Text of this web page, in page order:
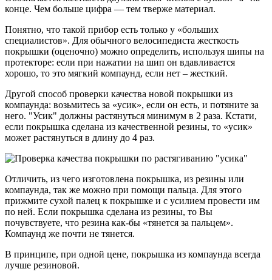
конце. Чем больше цифра — тем тверже материал.
Понятно, что такой прибор есть только у «больших
специалистов». Для обычного велосипедиста жесткость
покрышки (оценочно) можно определить, используя шипы на
протекторе: если при нажатии на шип он вдавливается
хорошо, то это мягкий компаунд, если нет – жесткий.
Другой способ проверки качества новой покрышки из
компаунда: возьмитесь за «усик», если он есть, и потяните за
него. "Усик" должны растянуться минимум в 2 раза. Кстати,
если покрышка сделана из качественной резины, то «усик»
может растянуться в длину до 4 раз.
Отличить, из чего изготовлена покрышка, из резины или
компаунда, так же можно при помощи пальца. Для этого
прижмите сухой палец к покрышке и с усилием провести им
по ней. Если покрышка сделана из резины, то Вы
почувствуете, что резина как-бы «тянется за пальцем».
Компаунд же почти не тянется.
В принципе, при одной цене, покрышка из компаунда всегда
лучше резиновой.